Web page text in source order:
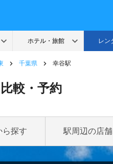
千葉県 幸谷駅
較・予約
ら探す 駅周辺の店舗